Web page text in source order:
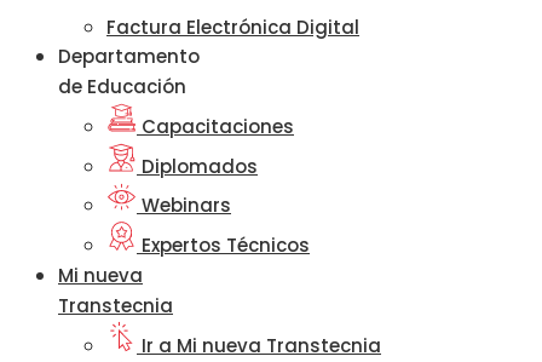
Factura Electrónica Digital
Departamento
de Educación
Capacitaciones
Diplomados
Webinars
Expertos Técnicos
Mi nueva
Transtecnia
Ir a Mi nueva Transtecnia